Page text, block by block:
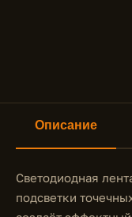
Описание
Светодиодная
подсветки